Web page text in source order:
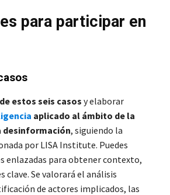
para participar en
estos seis casos y elaborar
aplicado al ámbito de la
desinformación, siguiendo la
por LISA Institute. Puedes
enlazadas para obtener contexto,
clave. Se valorará el análisis
de actores implicados, las